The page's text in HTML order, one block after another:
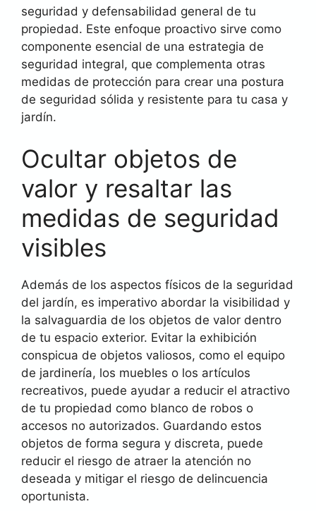
seguridad y defensabilidad general de tu
propiedad. Este enfoque proactivo sirve como
componente esencial de una estrategia de
seguridad integral, que complementa otras
medidas de protección para crear una postura
de seguridad sólida y resistente para tu casa y
jardín.
Ocultar objetos de
valor y resaltar las
medidas de seguridad
visibles
Además de los aspectos físicos de la seguridad
del jardín, es imperativo abordar la visibilidad y
la salvaguardia de los objetos de valor dentro
de tu espacio exterior. Evitar la exhibición
conspicua de objetos valiosos, como el equipo
de jardinería, los muebles o los artículos
recreativos, puede ayudar a reducir el atractivo
de tu propiedad como blanco de robos o
accesos no autorizados. Guardando estos
objetos de forma segura y discreta, puede
reducir el riesgo de atraer la atención no
deseada y mitigar el riesgo de delincuencia
oportunista.